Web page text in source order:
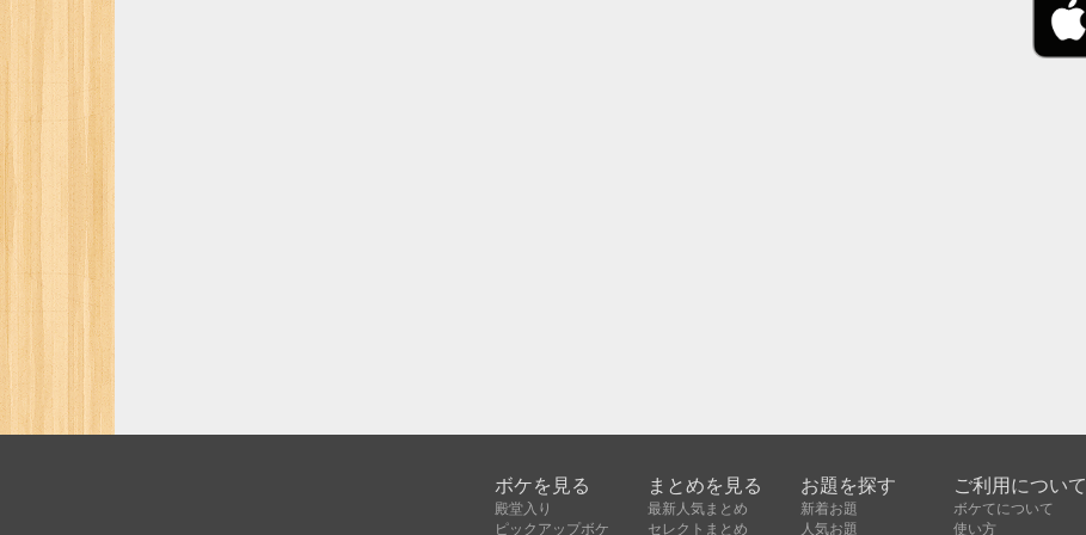
ボケを見る
殿堂入り
ピックアップボケ
まとめを見る
最新人気まとめ
セレクトまとめ
お題を探す
新着お題
人気お題
ご利用について
ボケてについて
使い方